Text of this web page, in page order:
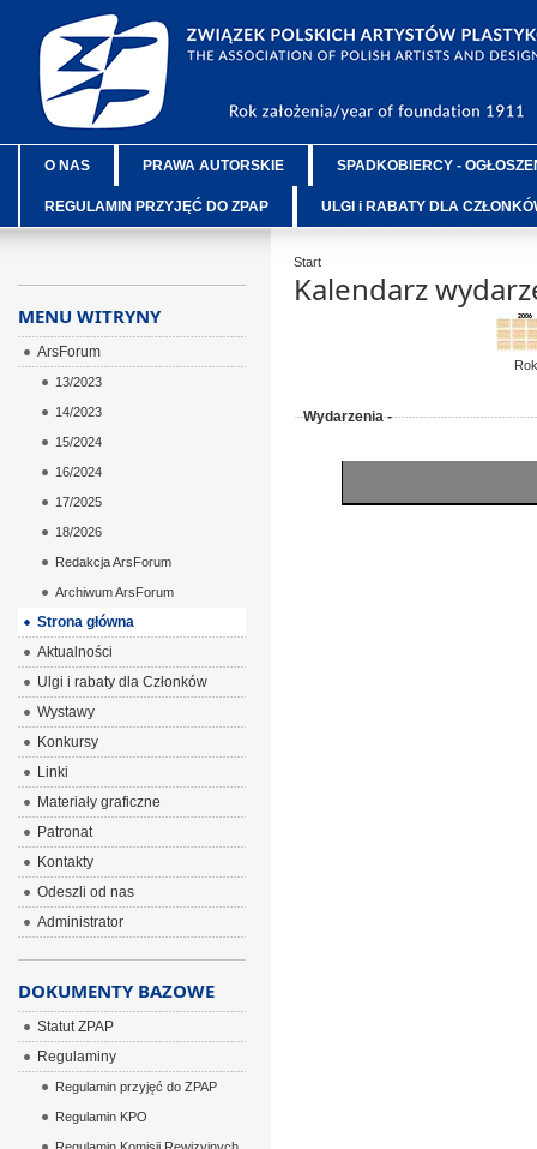
O NAS PRAWA AUTORSKIE SPADKOBIERCY -
REGULAMIN PRZYJĘĆ DO ZPAP ULGI i RABATY DLA
Start
Kalendarz
Rok
Wydarzenia -
MENU WITRYNY
ArsForum
13/2023
14/2023
15/2024
16/2024
17/2025
18/2026
Redakcja ArsForum
Archiwum ArsForum
Strona główna
Aktualności
Ulgi i rabaty dla Członków
Wystawy
Konkursy
Linki
Materiały graficzne
Patronat
Kontakty
Odeszli od nas
Administrator
DOKUMENTY BAZOWE
Statut ZPAP
Regulaminy
Regulamin przyjęć do ZPAP
Regulamin KPO